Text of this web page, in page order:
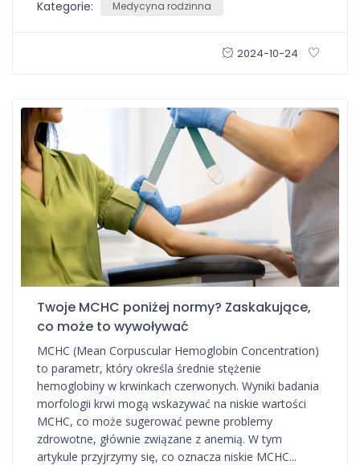
Kategorie: Medycyna rodzinna
2024-10-24
Twoje MCHC poniżej normy? Zaskakujące,
co może to wywoływać
MCHC (Mean Corpuscular Hemoglobin Concentration)
to parametr, który określa średnie stężenie
hemoglobiny w krwinkach czerwonych. Wyniki badania
morfologii krwi mogą wskazywać na niskie wartości
MCHC, co może sugerować pewne problemy
zdrowotne, głównie związane z anemią. W tym
artykule przyjrzymy się, co oznacza niskie MCHC...